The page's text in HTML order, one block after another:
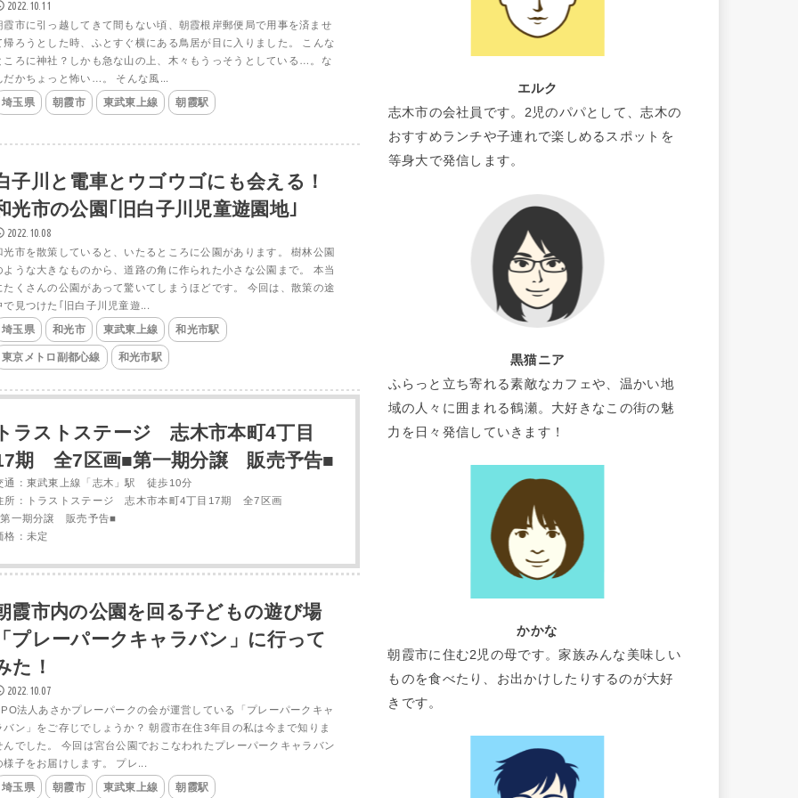
2022.10.11
霞市に引っ越してきて間もない頃、朝霞根岸郵便局で用事を済ませ
帰ろうとした時、ふとすぐ横にある鳥居が目に入りました。 こんな
ころに神社？しかも急な山の上、木々もうっそうとしている…。な
だかちょっと怖い…。 そんな風...
埼玉県 朝霞市 東武東上線 朝霞駅
子川と電車とウゴウゴにも会える！
光市の公園｢旧白子川児童遊園地｣
2022.10.08
光市を散策していると、いたるところに公園があります。 樹林公園
ような大きなものから、道路の角に作られた小さな公園まで。 本当
たくさんの公園があって驚いてしまうほどです。 今回は、散策の途
で見つけた｢旧白子川児童遊...
埼玉県 和光市 東武東上線 和光市駅
東京メトロ副都心線 和光市駅
ラストステージ 志木市本町4丁目
期 全7区画■第一期分譲 販売予告■
通：東武東上線「志木」駅 徒歩10分
所：トラストステージ 志木市本町4丁目17期 全7区画
一期分譲 販売予告■
格：未定
霞市内の公園を回る子どもの遊び場
プレーパークキャラバン」に行って
た！
2022.10.07
法人あさかプレーパークの会が運営している「プレーパークキャ
バン」をご存じでしょうか？ 朝霞市在住3年目の私は今まで知りま
んでした。 今回は宮台公園でおこなわれたプレーパークキャラバン
様子をお届けします。 プレ...
埼玉県 朝霞市 東武東上線 朝霞駅
エルク
志木市の会社員です。2児のパパとして、志木の
おすすめランチや子連れで楽しめるスポットを
等身大で発信します。
黒猫ニア
ふらっと立ち寄れる素敵なカフェや、温かい地
域の人々に囲まれる鶴瀬。大好きなこの街の魅
力を日々発信していきます！
かかな
朝霞市に住む2児の母です。家族みんな美味しい
ものを食べたり、お出かけしたりするのが大好
きです。